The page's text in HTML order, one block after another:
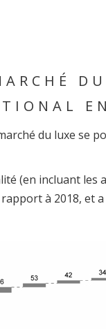
du luxe se
(en incluant les
à 2018, et